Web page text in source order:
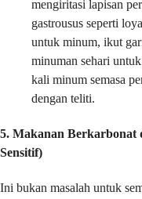
mengiritasi lapisan
gastrousus seperti
untuk minum, ikut
minuman sehari
kali minum semasa
dengan teliti.
5. Makanan Berkarbonat
Sensitif)
Ini bukan masalah untuk